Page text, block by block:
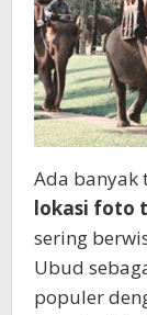
Ada banyak
lokasi foto
sering
Ubud
populer